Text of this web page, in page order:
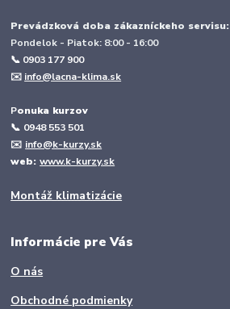
Prevádzková doba zákazníckeho servisu:
Pondelok - Piatok: 8:00 - 16:00
📞 0903 177 900
✉️ info@lacna-klima.sk
Ponuka kurzov
📞 0948 553 501
✉️ info@k-kurzy.sk
web:www.k-kurzy.sk
Montáž klimatizácie
Informácie pre Vás
O nás
Obchodné podmienky